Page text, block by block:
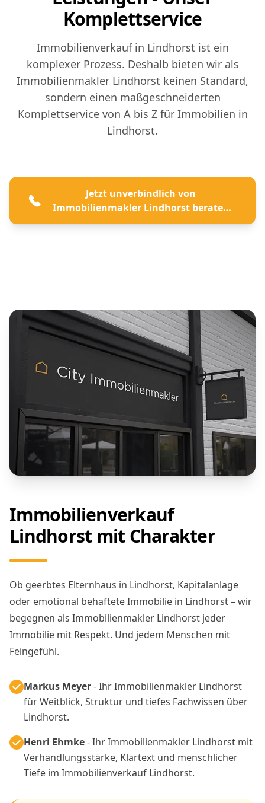
Komplettservice
Immobilienverkauf in Lindhorst ist ein
komplexer Prozess. Deshalb bieten wir als
Immobilienmakler Lindhorst keinen Standard,
sondern einen maßgeschneiderten
Komplettservice von A bis Z für Immobilien in
Lindhorst.
Jetzt unverbindlich von
Immobilienmakler Lindhorst beraten
lassen
Immobilienverkauf
Lindhorst mit Charakter
Ob geerbtes Elternhaus in Lindhorst, Kapitalanlage
oder emotional behaftete Immobilie in Lindhorst – wir
begegnen als Immobilienmakler Lindhorst jeder
Immobilie mit Respekt. Und jedem Menschen mit
Feingefühl.
Markus Meyer- Ihr Immobilienmakler Lindhorst
für Weitblick, Struktur und tiefes Fachwissen über
Lindhorst.
Henri Ehmke- Ihr Immobilienmakler Lindhorst mit
Verhandlungsstärke, Klartext und menschlicher
Tiefe im Immobilienverkauf Lindhorst.